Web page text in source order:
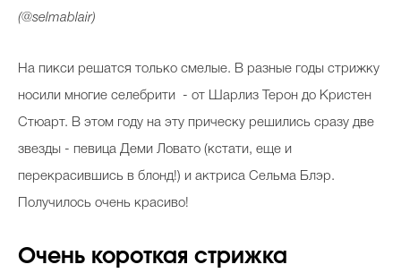
(@selmablair)
На пикси решатся только смелые. В разные годы стрижку
носили многие селебрити - от Шарлиз Терон до Кристен
Стюарт. В этом году на эту прическу решились сразу две
звезды - певица Деми Ловато (кстати, еще и
перекрасившись в блонд!) и актриса Сельма Блэр.
Получилось очень красиво!
Очень короткая стрижка